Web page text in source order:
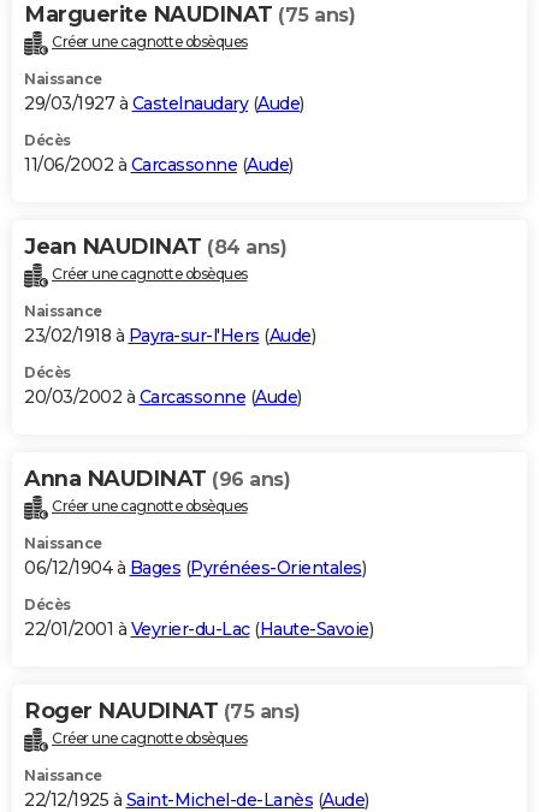
Marguerite NAUDINAT (75 ans)
Créer une cagnotte obsèques
Naissance
29/03/1927 à Castelnaudary(Aude)
Décès
11/06/2002 à Carcassonne (Aude)
Jean NAUDINAT (84 ans)
Créer une cagnotte obsèques
Naissance
23/02/1918 à Payra-sur-l'Hers (Aude)
Décès
20/03/2002 à Carcassonne (Aude)
Anna NAUDINAT (96 ans)
Créer une cagnotte obsèques
Naissance
06/12/1904 à Bages (Pyrénées-Orientales)
Décès
22/01/2001 à Veyrier-du-Lac(Haute-Savoie)
Roger NAUDINAT (75 ans)
Créer une cagnotte obsèques
Naissance
22/12/1925 à Saint-Michel-de-Lanès (Aude)